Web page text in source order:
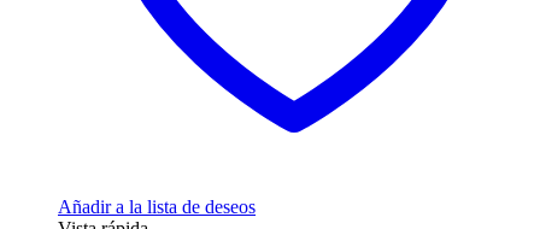
Añadir a la lista de deseos